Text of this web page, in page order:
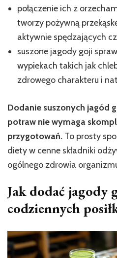
połączenie ich z
tworzy pożywną
aktywnie spędzających
suszone jagody goji
wypiekach takich jak
zdrowego charakteru i
Dodanie suszonych jagód
potraw nie wymaga
przygotowań. To prosty
diety w cenne składniki
ogólnego zdrowia
Jak dodać jagody
codziennych